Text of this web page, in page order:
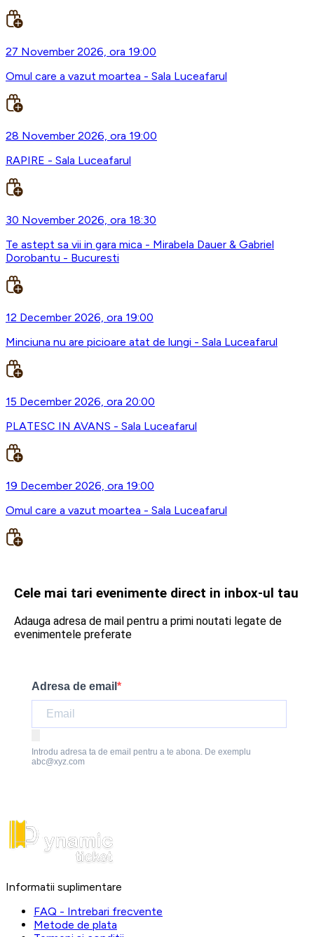
27 November 2026, ora 19:00
Omul care a vazut moartea - Sala Luceafarul
28 November 2026, ora 19:00
RAPIRE - Sala Luceafarul
30 November 2026, ora 18:30
Te astept sa vii in gara mica - Mirabela Dauer & Gabriel
Dorobantu - Bucuresti
12 December 2026, ora 19:00
Minciuna nu are picioare atat de lungi - Sala Luceafarul
15 December 2026, ora 20:00
PLATESC IN AVANS - Sala Luceafarul
19 December 2026, ora 19:00
Omul care a vazut moartea - Sala Luceafarul
Cele mai tari evenimente direct in inbox-ul tau
Adauga adresa de mail pentru a primi noutati legate de
evenimentele preferate
Adresa de email
Introdu adresa ta de email pentru a te abona. De exemplu
abc@xyz.com
Informatii suplimentare
FAQ - Intrebari frecvente
Metode de plata